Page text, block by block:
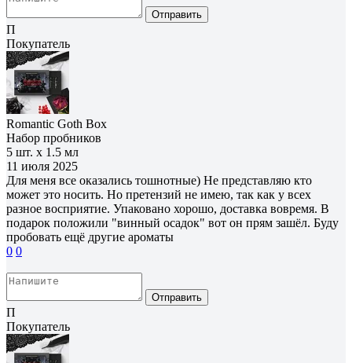
Отправить
П
Покупатель
Romantic Goth Box
Набор пробников
5 шт. х 1.5 мл
11 июля 2025
Для меня все оказались тошнотные) Не представляю кто
может это носить. Но претензий не имею, так как у всех
разное восприятие. Упаковано хорошо, доставка вовремя. В
подарок положили "винный осадок" вот он прям зашёл. Буду
пробовать ещё другие ароматы
0 0
Отправить
П
Покупатель